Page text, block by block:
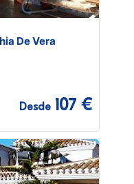
De Vera
Desde 107 €